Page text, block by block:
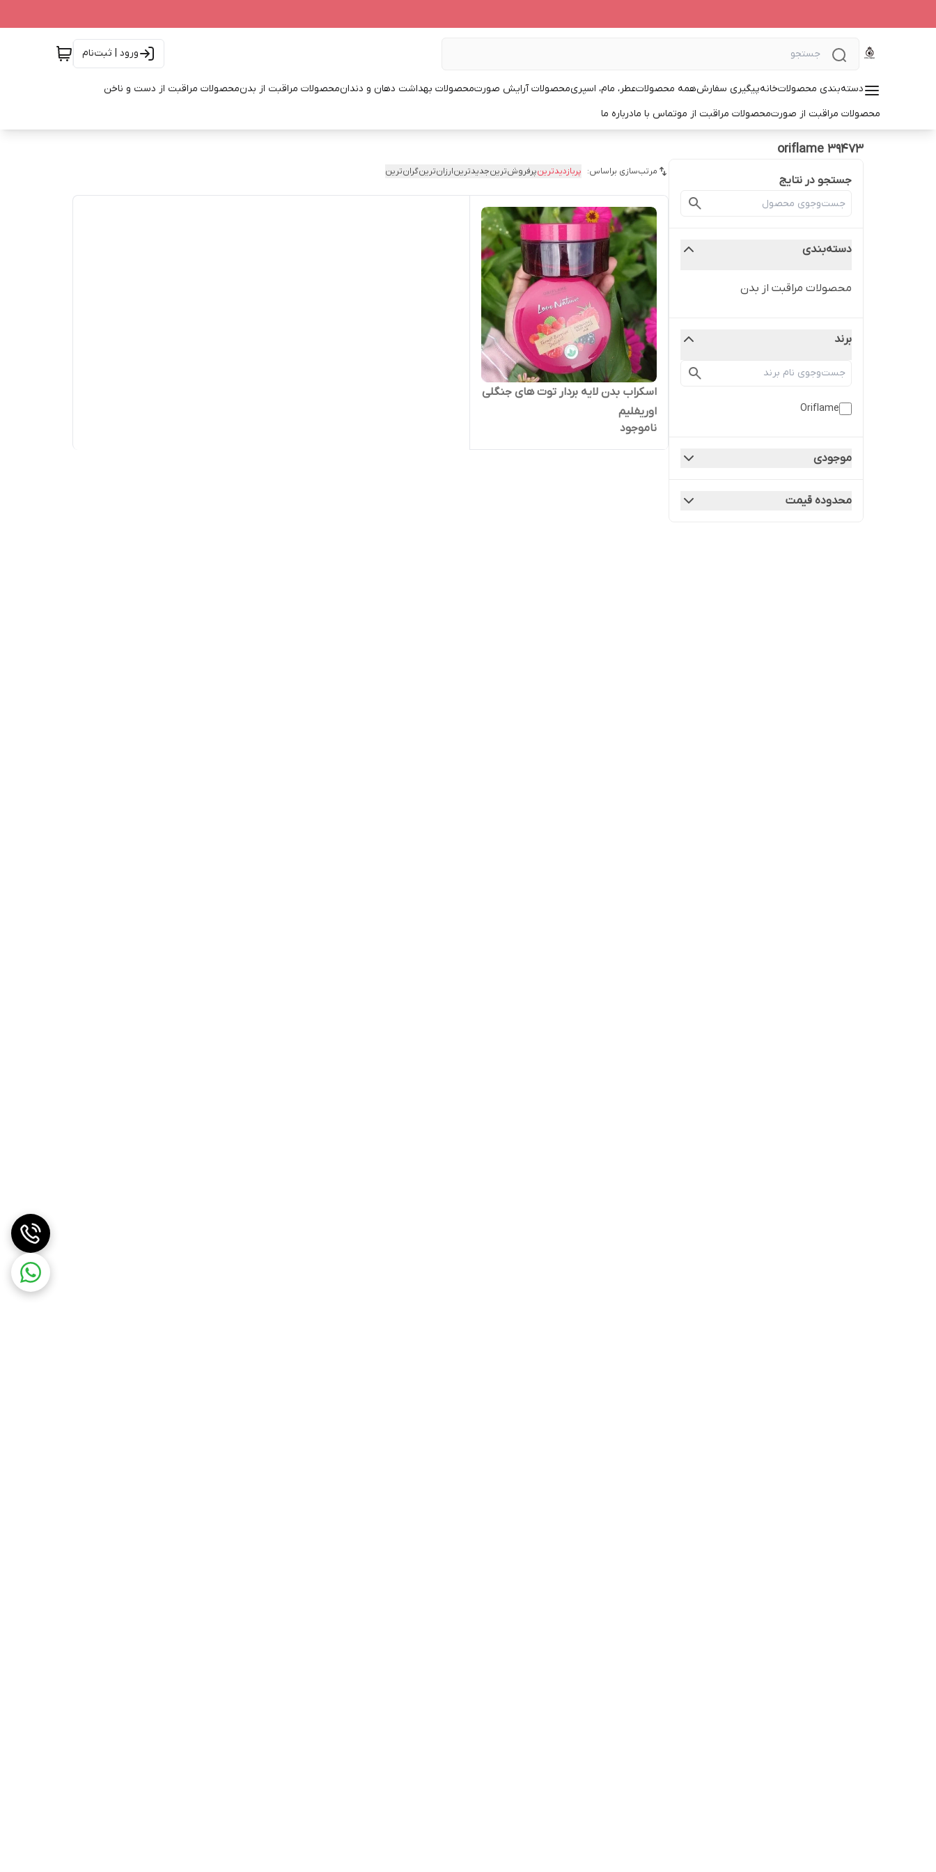
ورود | ثبت‌نام
دسته‌بندی محصولاتخانهپیگیری سفارشهمه محصولاتعطر، مام، اسپریمحصولات آرایش صورتمحصولات بهداشت دهان و دندانمحصولات مراقبت از بدنمحصولات مراقبت از دست و ناخن
محصولات مراقبت از صورتمحصولات مراقبت از موتماس با مادرباره ما
oriflame 39473
جستجو در نتایج
دسته‌بندی
محصولات مراقبت از بدن
برند
Oriflame
موجودی
محدوده قیمت
مرتب‌سازی براساس: پربازدیدترینپرفروش‌ترینجدیدترینارزان‌ترینگران‌ترین
اسکراب بدن لایه بردار توت های جنگلی
اوریفلیم
ناموجود